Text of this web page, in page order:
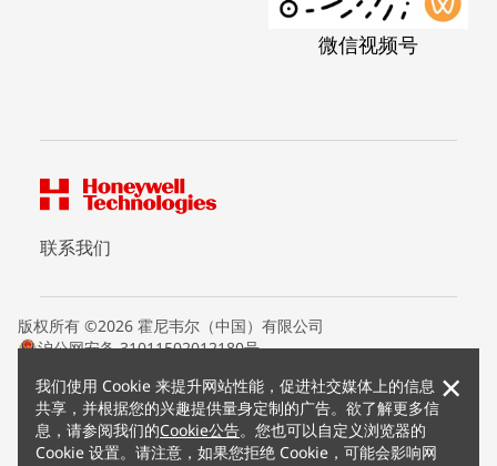
我们使用 Cookie 来提升网站性能，促进社交媒体上的信息
共享，并根据您的兴趣提供量身定制的广告。欲了解更多信
息，请参阅我们的Cookie公告。您也可以自定义浏览器的
Cookie 设置。请注意，如果您拒绝 Cookie，可能会影响网
×
微信视频号
联系我们
版权所有 ©2026 霍尼韦尔（中国）有限公司
沪公网安备 31011502012180号
条款条约
隐私声明
您的隐私选项
霍尼韦尔科技Cookie通知